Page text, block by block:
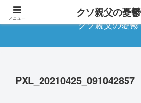
クソ親父の憂鬱
PXL_20210425_091042857
メニュー クソ親父の憂鬱